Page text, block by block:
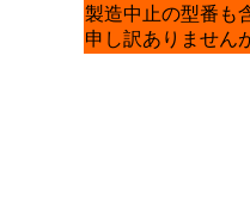
製造中止の型番も
申し訳ありません